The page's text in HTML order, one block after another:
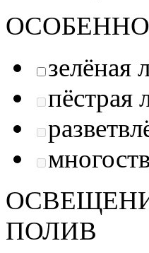
зелёная
пёстрая
ПОЛИВ